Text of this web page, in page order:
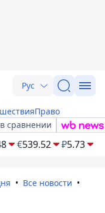
Рус
Право
сравнении
€539.52 ₽5.73
Все новости